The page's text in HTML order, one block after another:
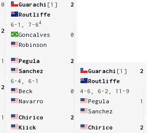
0
2
1
2
1
Guarachi [1]
2
Routliffe
6-1, 7-64
Goncalves
0
Robinson
Pegula
2
Sanchez
6-4, 6-1
Beck
0
Navarro
Chirico
2
Kiick
Guarachi [1]
2
Routliffe
4-6, 6-2, 11-9
Pegula
1
Sanchez
Chirico
2